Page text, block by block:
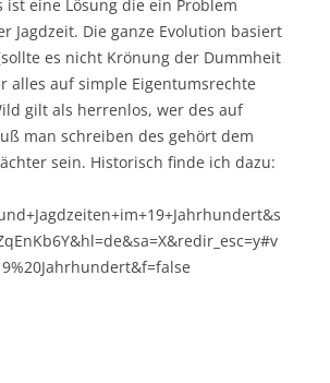
ist eine Lösung die ein Problem
Jagdzeit. Die ganze Evolution basiert
es nicht Krönung der Dummheit
alles auf simple Eigentumsrechte
gilt als herrenlos, wer des auf
man schreiben des gehört dem
sein. Historisch finde ich dazu: